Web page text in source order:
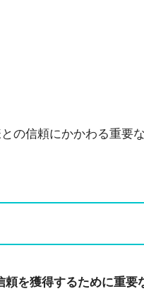
の信頼にかかわる重要な
を獲得するために重要